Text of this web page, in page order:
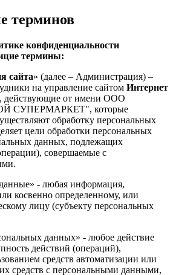
терминов
конфиденциальности
термины:
сайта» (далее – Администрация) –
на управление сайтом Интернет
, действующие от имени ООО
СУПЕРМАРКЕТ", которые
обработку персональных
цели обработки персональных
данных, подлежащих
совершаемые с
- любая информация,
косвенно определенному, или
лицу (субъекту персональных
данных» - любое действие
действий (операций),
средств автоматизации или
средств с персональными данными,